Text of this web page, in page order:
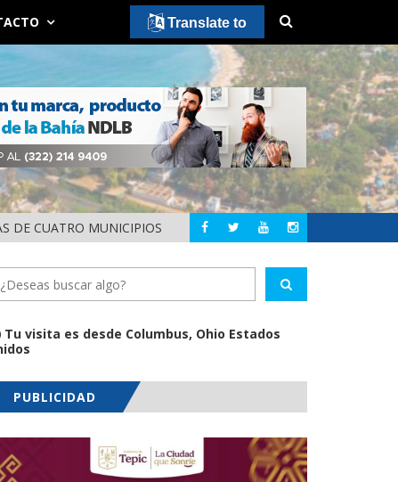
DE CUATRO MUNICIPIOS NAYARIT HÉCTOR
Tu visita es desde Columbus, Ohio Estados
PUBLICIDAD
Translate to